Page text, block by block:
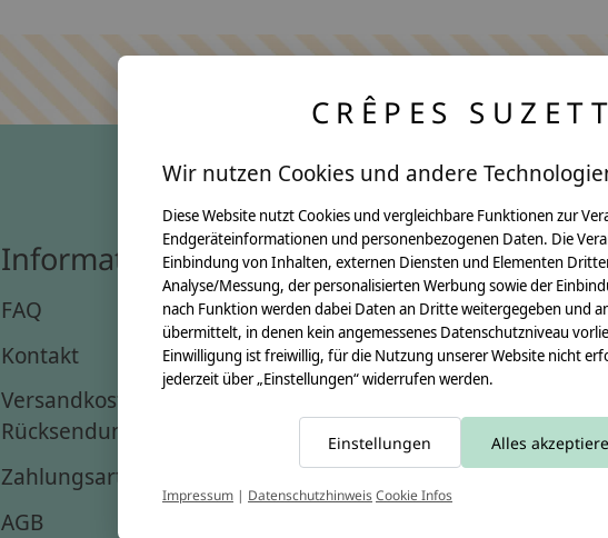
Informationen
FAQ
Kontakt
Versandkosten &
Rücksendungen
Zahlungsarten
AGB
Anleitungen
Video Nähset
Anleitung MOMA
Schultüte
Leseknochen
Schnittmuster
CRÊPES
Wir nutzen Cookies und andere
Diese Website nutzt Cookies und vergleichbare Funktionen zur
Endgeräteinformationen und personenbezogenen Daten. Die
Einbindung von Inhalten, externen Diensten und Elementen
Analyse/Messung, der personalisierten Werbung sowie der
nach Funktion werden dabei Daten an Dritte weitergegeben und
übermittelt, in denen kein angemessenes Datenschutzniveau
Einwilligung ist freiwillig, für die Nutzung unserer Website nicht
jederzeit über „Einstellungen“ widerrufen werden.
Einstellungen Alles
Impressum | DatenschutzhinweisCookie Infos